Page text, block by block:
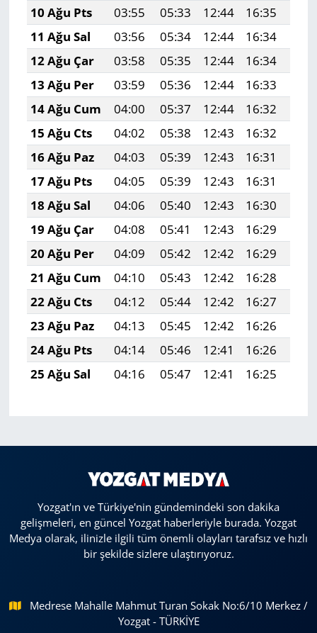
10 Ağu Pts 03:55 05:33 12:44 16:35
11 Ağu Sal
03:56 05:34 12:44 16:34
12 Ağu Çar
03:58 05:35 12:44 16:34
13 Ağu Per
03:59 05:36 12:44 16:33
14 Ağu Cum
04:00 05:37 12:44 16:32
15 Ağu Cts
04:02 05:38 12:43 16:32
16 Ağu Paz
04:03 05:39 12:43 16:31
17 Ağu Pts
04:05 05:39 12:43 16:31
18 Ağu Sal
04:06 05:40 12:43 16:30
19 Ağu Çar
04:08 05:41 12:43 16:29
20 Ağu Per
04:09 05:42 12:42 16:29
21 Ağu Cum
04:10 05:43 12:42 16:28
22 Ağu Cts
04:12 05:44 12:42 16:27
23 Ağu Paz
04:13 05:45 12:42 16:26
24 Ağu Pts
04:14 05:46 12:41 16:26
25 Ağu Sal
04:16 05:47 12:41 16:25
Yozgat'ın ve Türkiye'nin gündemindeki son dakika
gelişmeleri, en güncel Yozgat haberleriyle burada. Yozgat
Medya olarak, ilinizle ilgili tüm önemli olayları tarafsız ve hızlı
bir şekilde sizlere ulaştırıyoruz.
Medrese Mahalle Mahmut Turan Sokak No:6/10 Merkez /
Yozgat - TÜRKİYE